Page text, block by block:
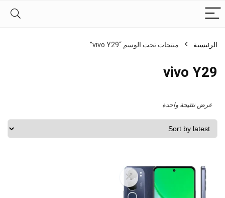
الرئيسية منتجات تحت الوسم “vivo Y29”
vivo Y29
عرض نتتيجة واحدة